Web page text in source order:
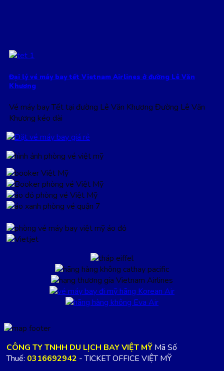
Đại lý vé máy bay tết Vietnam Airlines ở đường Lê Văn
Khương
Vé máy bay Tết tại đường Lê Văn Khương Đường Lê Văn
Khương kéo dài
CÔNG TY TNHH DU LỊCH BAY VIỆT MỸ Mã Số
Thuế: 0316692942 - TICKET OFFICE VIỆT MỸ